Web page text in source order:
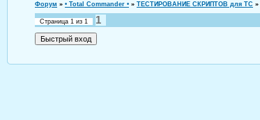
Форум » • Total Commander • » ТЕСТИРОВАНИЕ СКРИПТОВ для TC »
Страница 1 из 1
1